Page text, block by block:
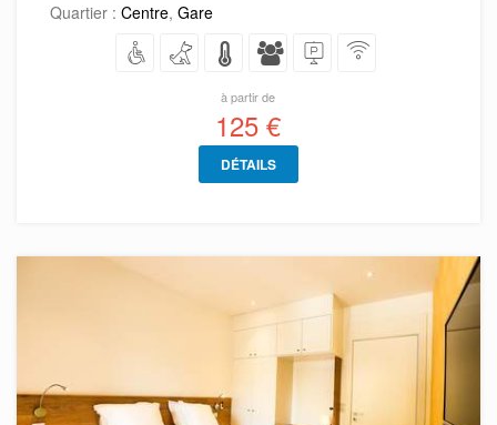
Quartier : Centre, Gare
à partir de
125 €
DÉTAILS